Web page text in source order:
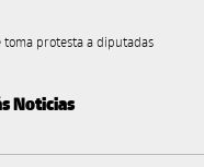
protesta a diputadas
Noticias